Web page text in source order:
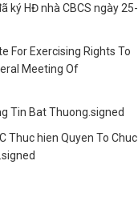
ký HĐ nhà CBCS ngày 25-
For Exercising Rights To
Meeting Of
Tin Bat Thuong.signed
Thuc hien Quyen To Chuc